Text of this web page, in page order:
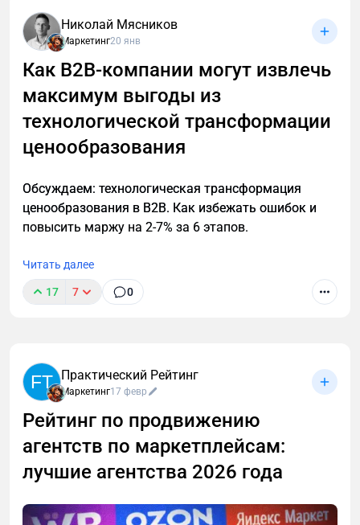
крупных производственных компаний есть
крупные мощности, советское наследие и сайт,
написанный еще на html-табличке. Обороты просто
гигантские! А маркетинга нет вообще… И это
грустно. Но!
Николай Мясников
Маркетинг20 янв
Как B2B-компании могут извлечь
максимум выгоды из
технологической трансформации
ценообразования
Обсуждаем: технологическая трансформация
ценообразования в B2B. Как избежать ошибок и
повысить маржу на 2-7% за 6 этапов.
Читать далее
17 7 0
FT Практический Рейтинг
Маркетинг17 февр
Рейтинг по продвижению
агентств по маркетплейсам:
лучшие агентства 2026 года